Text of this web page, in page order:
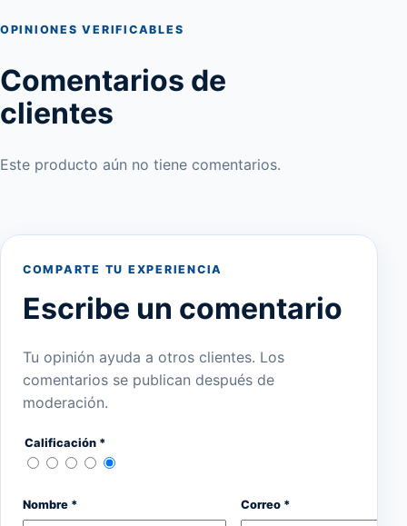
OPINIONES VERIFICABLES
Comentarios de
clientes
Este producto aún no tiene comentarios.
COMPARTE TU EXPERIENCIA
Escribe un comentario
Tu opinión ayuda a otros clientes. Los
comentarios se publican después de
moderación.
Calificación *
Nombre * Correo *